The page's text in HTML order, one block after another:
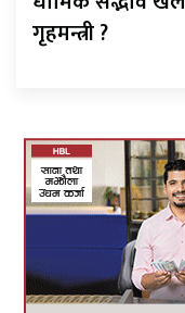
गृहमन्त्री ?